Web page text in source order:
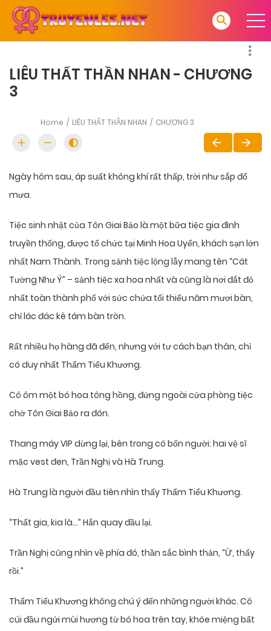
LIÊU THẤT THẦN NHAN - CHƯƠNG
3
Home LIÊU THẤT THẦN NHAN CHƯƠNG 3
Ngày hôm sau, áp suất không khí rất thấp, trời như sắp đổ
mưa.
Tiệc sinh nhật của Tôn Giai Bảo là một bữa tiệc gia đình
truyền thống, được tổ chức tại Minh Hoa Uyển, khách sạn lớn
nhất Nam Thành. Trong sảnh tiệc lộng lẫy mang tên “Cát
Tường Như Ý” – sảnh tiệc xa hoa nhất và cũng là nơi đắt đỏ
nhất toàn thành phố với sức chứa tối thiểu năm mươi bàn,
chỉ lác đác kê tám bàn tròn.
Rất nhiều họ hàng đã đến, nhưng với tư cách bạn thân, chỉ
có duy nhất Thẩm Tiểu Khương.
Cô ôm một bó hoa tông hồng, đứng ngoài cửa phòng tiệc
chờ Tôn Giai Bảo ra đón.
Thang máy VIP dừng lại, bên trong có bốn người: hai vệ sĩ
mặc vest đen, Trần Nghị và Hà Trung.
Hà Trung là người đầu tiên nhìn thấy Thẩm Tiểu Khương.
“Thất gia, kia là…” Hắn quay đầu lại.
Trần Nghị cũng nhìn về phía đó, thần sắc bình thản, “Ừ, thấy
rồi.”
Thẩm Tiểu Khương không chú ý đến những người khác. Cô
cúi đầu ngửi mùi hương từ bó hoa trên tay, khóe miệng bất